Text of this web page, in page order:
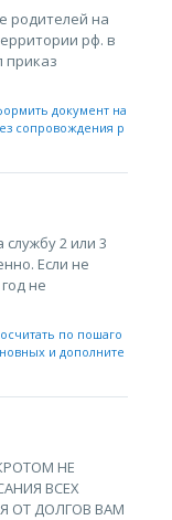
родителей на
рф. в
приказ
документ на
сопровождения р
2 или 3
Если не
не
по пошаго
и дополните
НЕ
ВСЕХ
ОТ ДОЛГОВ ВАМ